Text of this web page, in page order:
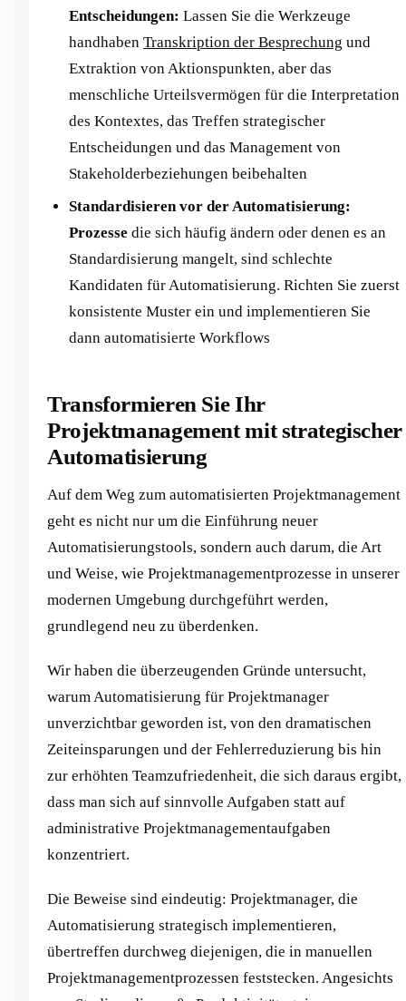
Entscheidungen: Lassen Sie die Werkzeuge
handhaben Transkription der Besprechung und
Extraktion von Aktionspunkten, aber das
menschliche Urteilsvermögen für die Interpretation
des Kontextes, das Treffen strategischer
Entscheidungen und das Management von
Stakeholderbeziehungen beibehalten
Standardisieren vor der Automatisierung:
Prozesse die sich häufig ändern oder denen es an
Standardisierung mangelt, sind schlechte
Kandidaten für Automatisierung. Richten Sie zuerst
konsistente Muster ein und implementieren Sie
dann automatisierte Workflows
Transformieren Sie Ihr
Projektmanagement mit strategischer
Automatisierung
Auf dem Weg zum automatisierten Projektmanagement
geht es nicht nur um die Einführung neuer
Automatisierungstools, sondern auch darum, die Art
und Weise, wie Projektmanagementprozesse in unserer
modernen Umgebung durchgeführt werden,
grundlegend neu zu überdenken.
Wir haben die überzeugenden Gründe untersucht,
warum Automatisierung für Projektmanager
unverzichtbar geworden ist, von den dramatischen
Zeiteinsparungen und der Fehlerreduzierung bis hin
zur erhöhten Teamzufriedenheit, die sich daraus ergibt,
dass man sich auf sinnvolle Aufgaben statt auf
administrative Projektmanagementaufgaben
konzentriert.
Die Beweise sind eindeutig: Projektmanager, die
Automatisierung strategisch implementieren,
übertreffen durchweg diejenigen, die in manuellen
Projektmanagementprozessen feststecken. Angesichts